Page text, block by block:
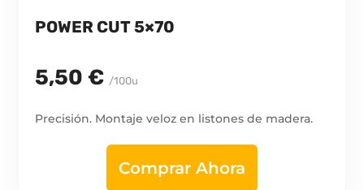
POWER CUT 5×70
5,50 €/100u
Precisión. Montaje veloz en listones de madera.
Comprar Ahora